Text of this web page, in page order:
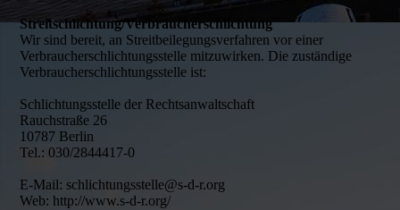
Streitschlichtung/Verbraucherschlichtung
Wir sind bereit, an Streitbeilegungsverfahren vor einer
Verbraucherschlichtungsstelle mitzuwirken. Die zuständige
Verbraucherschlichtungsstelle ist:
Schlichtungsstelle der Rechtsanwaltschaft
Rauchstraße 26
10787 Berlin
Tel.: 030/2844417-0
E-Mail: schlichtungsstelle@s-d-r.org
Web: http://www.s-d-r.org/